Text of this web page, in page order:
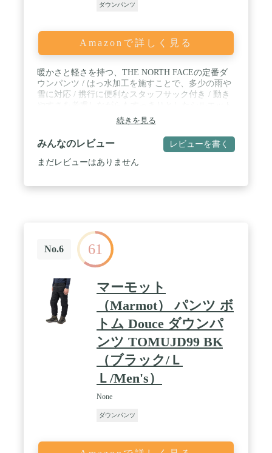
ダウンパンツ
Amazonで詳しく見る
暖かさと軽さを持つ、THE NORTH FACEの定番ダ
ウンパンツ / はっ水加工を施すことで、多少の雨や
雪に対応 / 携行に便利なスタッフサック付き / 動き
で、両脇のファスナーはフルオープン仕様 / 秋~冬
のアウトドアやタウンユースで活躍
続きを見る
みんなのレビュー レビューを書く
まだレビューはありません
No.6 61
マーモット
（Marmot） パンツ ボ
トム Douce ダウンパ
ンツ TOMUJD99 BK
（ブラック/Ｌ
Ｌ/Men's）
None
ダウンパンツ